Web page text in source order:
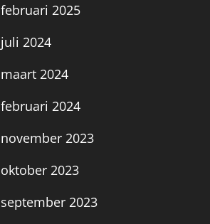
februari 2025
juli 2024
maart 2024
februari 2024
november 2023
oktober 2023
september 2023